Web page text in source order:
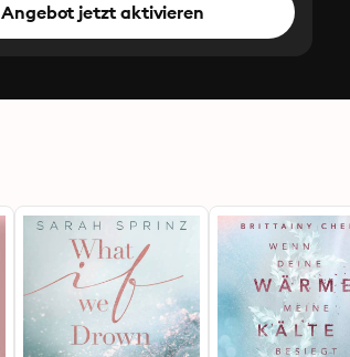
Angebot jetzt aktivieren